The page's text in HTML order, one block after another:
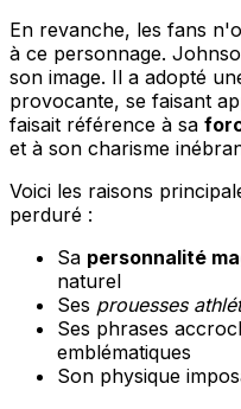
En revanche, les fans
à ce personnage.
son image. Il a adopté
provocante, se faisant
faisait référence à sa
et à son charisme
Voici les raisons
perduré :
Sa personnalité
naturel
Ses prouesses
Ses phrases
emblématiques
Son physique